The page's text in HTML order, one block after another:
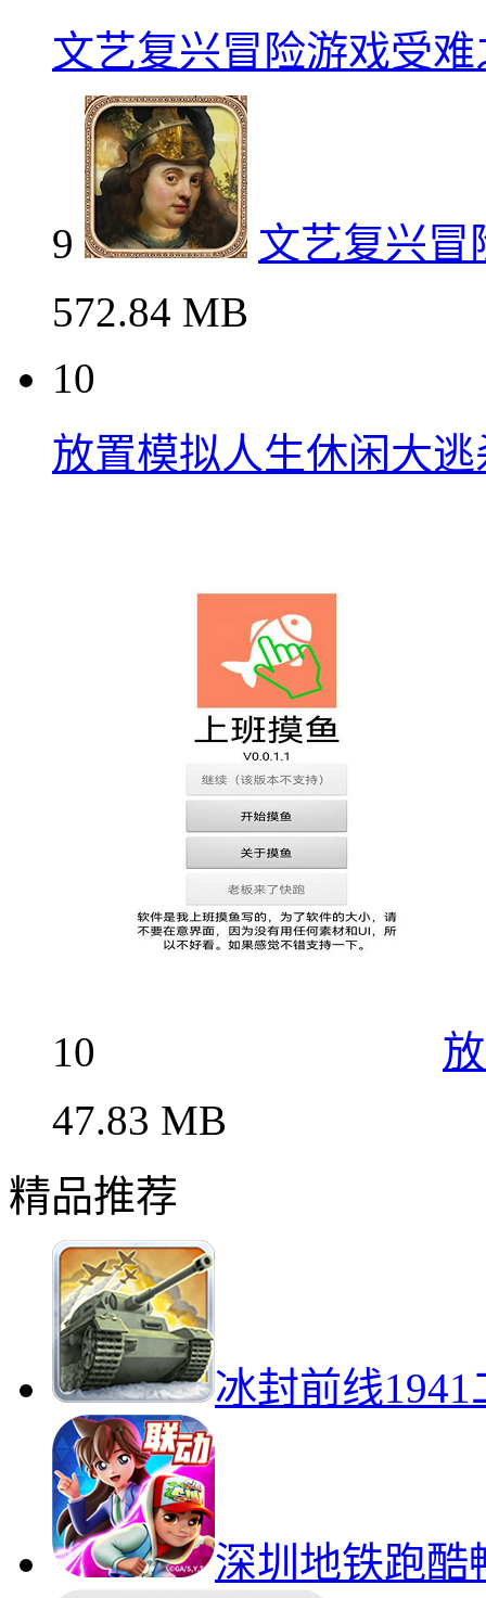
文艺复兴冒险游戏受
9
文艺复兴冒
572.84 MB
10
放置模拟人生休闲大
10
47.83 MB
精品推荐
冰封前线
深圳地铁跑酷